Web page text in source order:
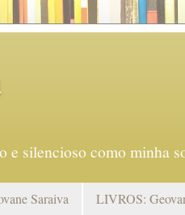
e silencioso como minha
Saraiva LIVROS: